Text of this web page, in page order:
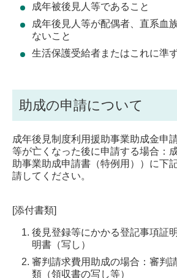
成年被後見人等であること
成年後見人等が配偶者、直系血
ないこと
生活保護受給者またはこれに準
助成の申請について
成年後見制度利用援助事業助成金申
等が亡くなった後に申請する場合：
助事業助成申請書（特例用））に下
請してください。
[添付書類]
後見登録等にかかる登記事項証
明書（写し）
審判請求費用助成の場合：審判
類（領収書の写し等）